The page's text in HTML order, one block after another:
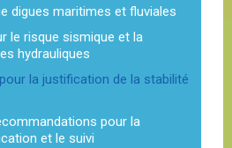
digues maritimes et fluviales
le risque sismique et la
hydrauliques
la justification de la stabilité
pour la
et le suivi